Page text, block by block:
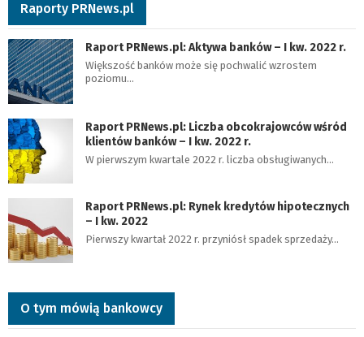
Raporty PRNews.pl
Raport PRNews.pl: Aktywa banków – I kw. 2022 r.
Większość banków może się pochwalić wzrostem
poziomu…
Raport PRNews.pl: Liczba obcokrajowców wśród
klientów banków – I kw. 2022 r.
W pierwszym kwartale 2022 r. liczba obsługiwanych…
Raport PRNews.pl: Rynek kredytów hipotecznych
– I kw. 2022
Pierwszy kwartał 2022 r. przyniósł spadek sprzedaży…
O tym mówią bankowcy